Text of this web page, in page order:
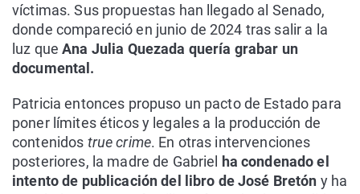
víctimas. Sus propuestas han llegado al Senado,
donde compareció en junio de 2024 tras salir a la
luz queAna Julia Quezada quería grabar un
documental.
Patricia entonces propuso un pacto de Estado para
poner límites éticos y legales a la producción de
contenidos true crime. En otras intervenciones
posteriores, la madre de Gabriel
ha condenado el
intento de publicación del libro de José Bretón y ha